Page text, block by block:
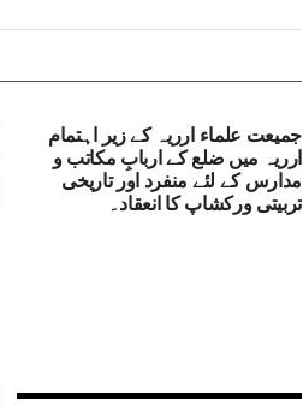
جمیعت علماء ارریہ کے زیر اہتمام
ارریہ میں ضلع کے اربابِ مکاتب و
مدارس کے لئے منفرد اور تاریخی
تربیتی ورکشاپ کا انعقاد۔